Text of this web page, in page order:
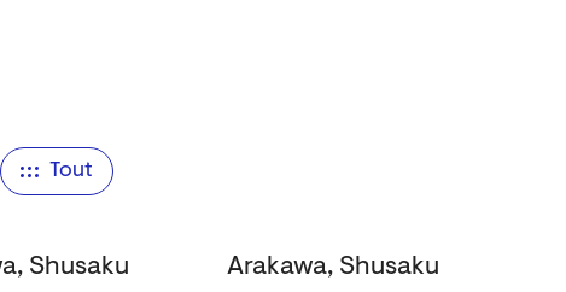
Tout
Shusaku Arakawa, Shusaku